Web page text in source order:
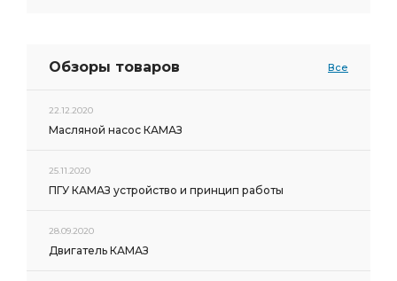
Обзоры товаров Все
22.12.2020
Масляной насос КАМАЗ
25.11.2020
ПГУ КАМАЗ устройство и принцип работы
28.09.2020
Двигатель КАМАЗ